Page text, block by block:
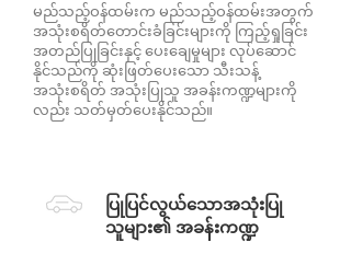
မည်သည့်ဝန်ထမ်းက မည်သည့်ဝန်ထမ်းအတွက်
အသုံးစရိတ်တောင်းခံခြင်းများကို ကြည့်ရှုခြင်း
အတည်ပြုခြင်းနှင့် ပေးချေမှုများ လုပ်ဆောင်
နိုင်သည်ကို ဆုံးဖြတ်ပေးသော သီးသန့်
အသုံးစရိတ် အသုံးပြုသူ အခန်းကဏ္ဍများကို
လည်း သတ်မှတ်ပေးနိုင်သည်။
ပြုပြင်လွယ်သောအသုံးပြု
သူများ၏ အခန်းကဏ္ဍ